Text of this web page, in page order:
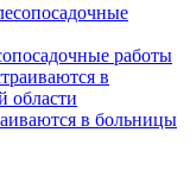
работы
в больницы